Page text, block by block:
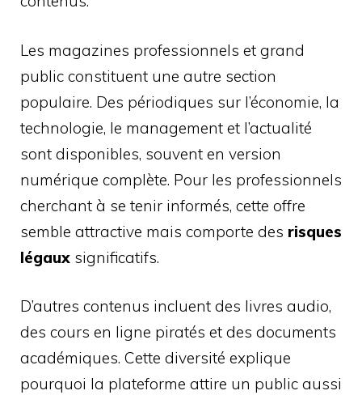
Les magazines professionnels et grand
public constituent une autre section
populaire. Des périodiques sur l’économie, la
technologie, le management et l’actualité
sont disponibles, souvent en version
numérique complète. Pour les professionnels
cherchant à se tenir informés, cette offre
semble attractive mais comporte des risques
légaux significatifs.
D’autres contenus incluent des livres audio,
des cours en ligne piratés et des documents
académiques. Cette diversité explique
pourquoi la plateforme attire un public aussi